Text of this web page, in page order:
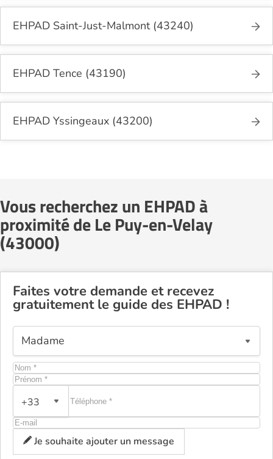
EHPAD Saint-Just-Malmont (43240)
EHPAD Tence (43190)
EHPAD Yssingeaux (43200)
Vous recherchez un EHPAD à
proximité de Le Puy-en-Velay
(43000)
Faites votre demande et recevez
gratuitement le guide des EHPAD !
+33
Je souhaite ajouter un message